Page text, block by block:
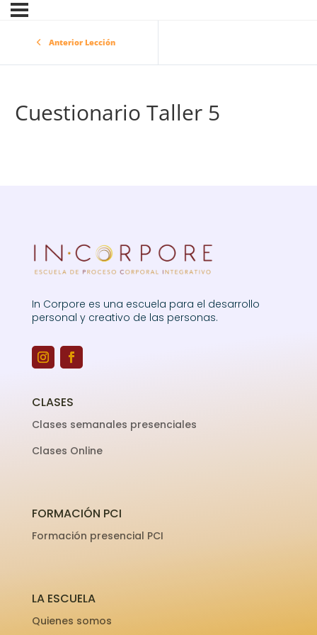
Anterior Lección
Cuestionario Taller 5
In Corpore es una escuela para el desarrollo
personal y creativo de las personas.
CLASES
Clases semanales presenciales
Clases Online
FORMACIÓN PCI
Formación presencial PCI
LA ESCUELA
Quienes somos